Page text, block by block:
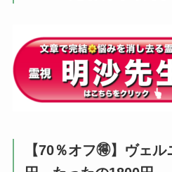
【70％オフ🉐】ヴェ